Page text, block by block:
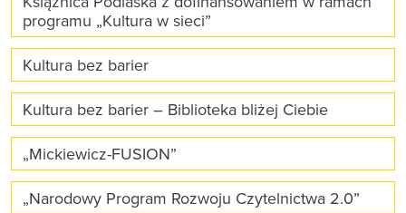
programu „Kultura w sieci”
Kultura bez barier
Kultura bez barier – Biblioteka bliżej Ciebie
„Mickiewicz-FUSION”
„Narodowy Program Rozwoju Czytelnictwa 2.0”